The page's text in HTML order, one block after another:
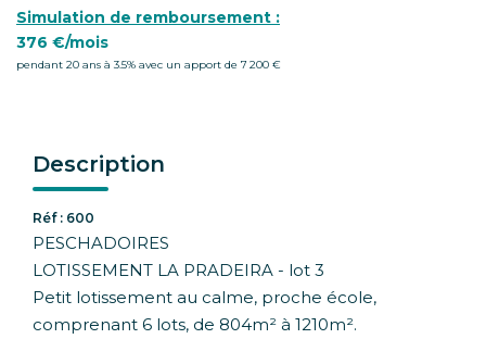
Simulation de remboursement :
376 €/mois
pendant 20 ans à 3.5% avec un apport de 7 200 €
Description
Réf : 600
PESCHADOIRES
LOTISSEMENT LA PRADEIRA - lot 3
Petit lotissement au calme, proche école,
comprenant 6 lots, de 804m² à 1210m².